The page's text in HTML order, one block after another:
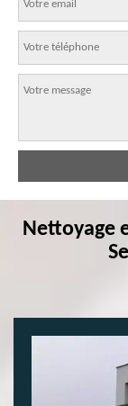
Nettoyage